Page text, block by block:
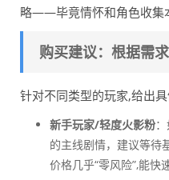
略——毕竟情怀和角色收集
购买建议：根据需
针对不同类型的玩家,给出具
新手玩家/轻度火影粉：
的主线剧情，建议等待
价格几乎“零风险”,能快